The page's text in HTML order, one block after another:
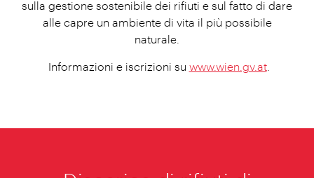
sulla gestione sostenibile dei rifiuti e sul fatto di dare
alle capre un ambiente di vita il più possibile
naturale.
Informazioni e iscrizioni su www.wien.gv.at.